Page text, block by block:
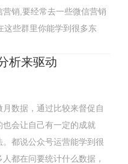
销,要经常去一些微信营销
这些群里你能学到很多东
析来驱动
数据，通过比较来督促自
会让自己有一定的成就
都说公众号运营能学到很
都在问要统计什么数据，